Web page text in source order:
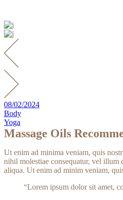
08/02/2024
Body
Yoga
Massage Oils
Ut enim ad minima veniam, quis
nihil molestiae consequatur, vel illum
aliqua. Ut enim ad minim veniam,
“Lorem ipsum dolor sit amet,